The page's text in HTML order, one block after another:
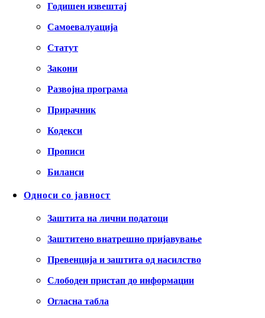
Годишен извештај
Самоевалуација
Статут
Закони
Развојна програма
Прирачник
Кодекси
Прописи
Биланси
Односи со јавност
Заштита на лични податоци
Заштитено внатрешно пријавување
Превенција и заштита од насилство
Слободен пристап до информации
Огласна табла